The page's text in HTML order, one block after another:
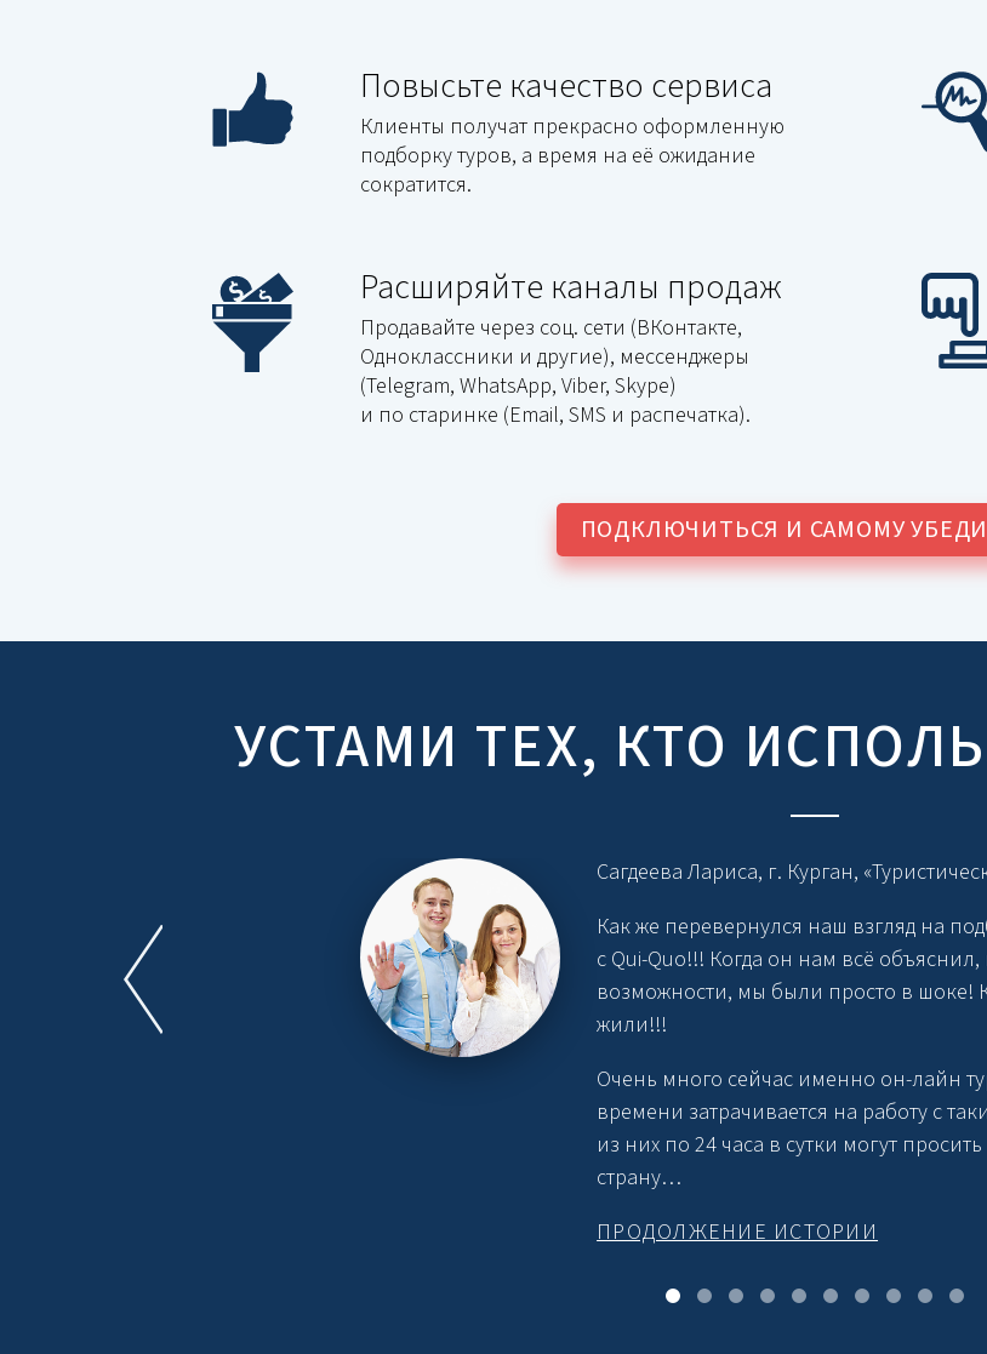
Повысьте качество сервиса
Клиенты получат прекрасно оформленную
подборку туров, а время на её ожидание
сократится.
Расширяйте каналы продаж
Продавайте через соц. сети (ВКонтакте,
Одноклассники и другие), мессенджеры
(Telegram, WhatsApp, Viber, Skype)
и по старинке (Email, SMS и распечатка).
ПОДКЛЮЧИТЬСЯ И САМОМУ
УСТАМИ ТЕХ, КТО
Сагдеева Лариса, г. Курган,
Как же перевернулся наш взгляд на
с Qui-Quo!!! Когда он нам всё объяснил,
возможности, мы были просто в шоке!
жили!!!
Очень много сейчас именно он-лайн
времени затрачивается на работу с
из них по 24 часа в сутки могут просить
страну…
ПРОДОЛЖЕНИЕ ИСТОРИИ